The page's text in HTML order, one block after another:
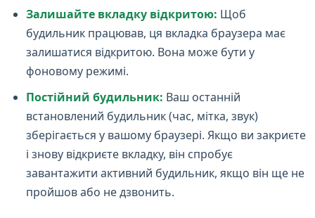
Залишайте вкладку відкритою: Щоб
будильник працював, ця вкладка браузера має
залишатися відкритою. Вона може бути у
фоновому режимі.
Постійний будильник: Ваш останній
встановлений будильник (час, мітка, звук)
зберігається у вашому браузері. Якщо ви закриєте
і знову відкриєте вкладку, він спробує
завантажити активний будильник, якщо він ще не
пройшов або не дзвонить.